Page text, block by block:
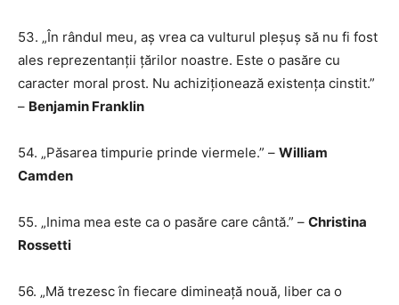
53. „În rândul meu, aș vrea ca vulturul pleșuș să nu fi fost
ales reprezentanții țărilor noastre. Este o pasăre cu
caracter moral prost. Nu achiziționează existența cinstit.”
– Benjamin Franklin
54. „Păsarea timpurie prinde viermele.” – William
Camden
55. „Inima mea este ca o pasăre care cântă.” – Christina
Rossetti
56. „Mă trezesc în fiecare dimineață nouă, liber ca o